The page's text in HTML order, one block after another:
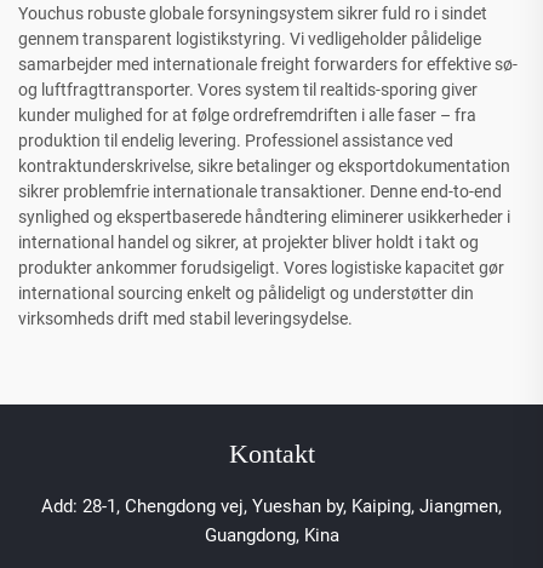
Youchus robuste globale forsyningsystem sikrer fuld ro i sindet
gennem transparent logistikstyring. Vi vedligeholder pålidelige
samarbejder med internationale freight forwarders for effektive sø-
og luftfragttransporter. Vores system til realtids-sporing giver
kunder mulighed for at følge ordrefremdriften i alle faser – fra
produktion til endelig levering. Professionel assistance ved
kontraktunderskrivelse, sikre betalinger og eksportdokumentation
sikrer problemfrie internationale transaktioner. Denne end-to-end
synlighed og ekspertbaserede håndtering eliminerer usikkerheder i
international handel og sikrer, at projekter bliver holdt i takt og
produkter ankommer forudsigeligt. Vores logistiske kapacitet gør
international sourcing enkelt og pålideligt og understøtter din
virksomheds drift med stabil leveringsydelse.
Kontakt
Add: 28-1, Chengdong vej, Yueshan by, Kaiping, Jiangmen,
Guangdong, Kina